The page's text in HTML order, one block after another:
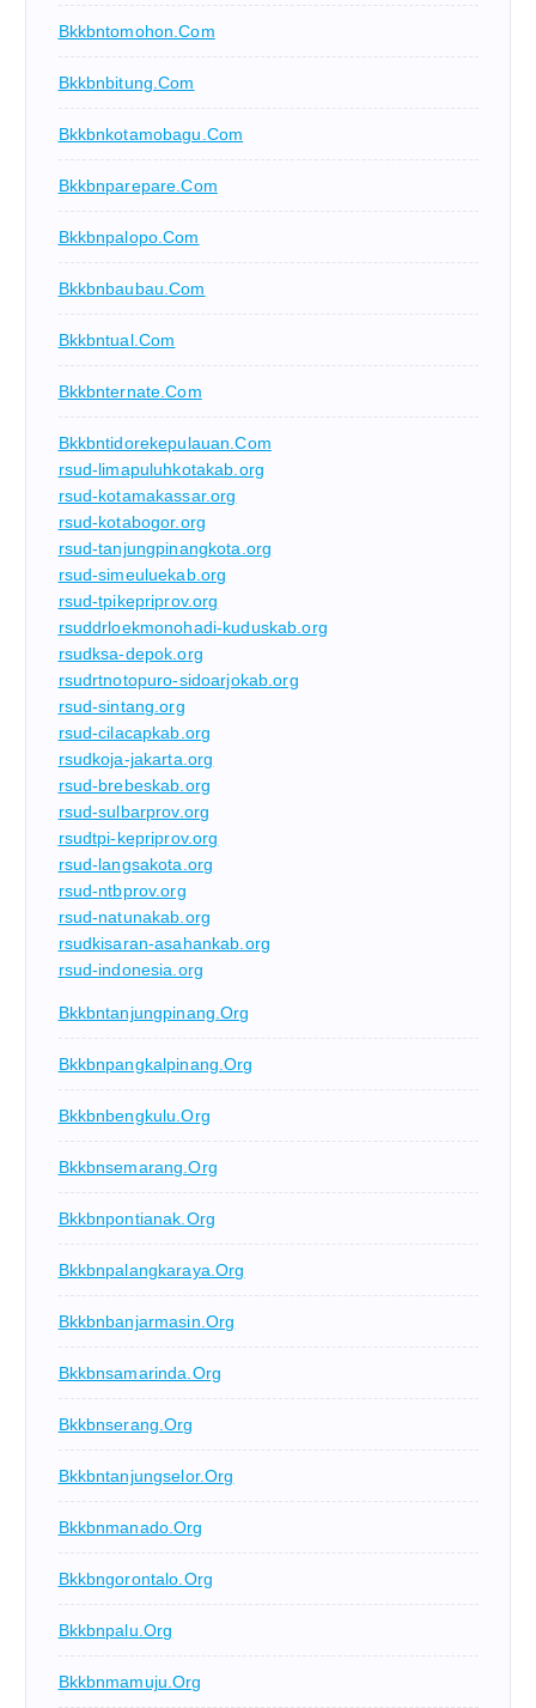
Bkkbntomohon.com
Bkkbnbitung.com
Bkkbnkotamobagu.com
Bkkbnparepare.com
Bkkbnpalopo.com
Bkkbnbaubau.com
Bkkbntual.com
Bkkbnternate.com
Bkkbntidorekepulauan.com
rsud-limapuluhkotakab.org
rsud-kotamakassar.org
rsud-kotabogor.org
rsud-tanjungpinangkota.org
rsud-simeuluekab.org
rsud-tpikepriprov.org
rsuddrloekmonohadi-kuduskab.org
rsudksa-depok.org
rsudrtnotopuro-sidoarjokab.org
rsud-sintang.org
rsud-cilacapkab.org
rsudkoja-jakarta.org
rsud-brebeskab.org
rsud-sulbarprov.org
rsudtpi-kepriprov.org
rsud-langsakota.org
rsud-ntbprov.org
rsud-natunakab.org
rsudkisaran-asahankab.org
rsud-indonesia.org
Bkkbntanjungpinang.org
Bkkbnpangkalpinang.org
Bkkbnbengkulu.org
Bkkbnsemarang.org
Bkkbnpontianak.org
Bkkbnpalangkaraya.org
Bkkbnbanjarmasin.org
Bkkbnsamarinda.org
Bkkbnserang.org
Bkkbntanjungselor.org
Bkkbnmanado.org
Bkkbngorontalo.org
Bkkbnpalu.org
Bkkbnmamuju.org